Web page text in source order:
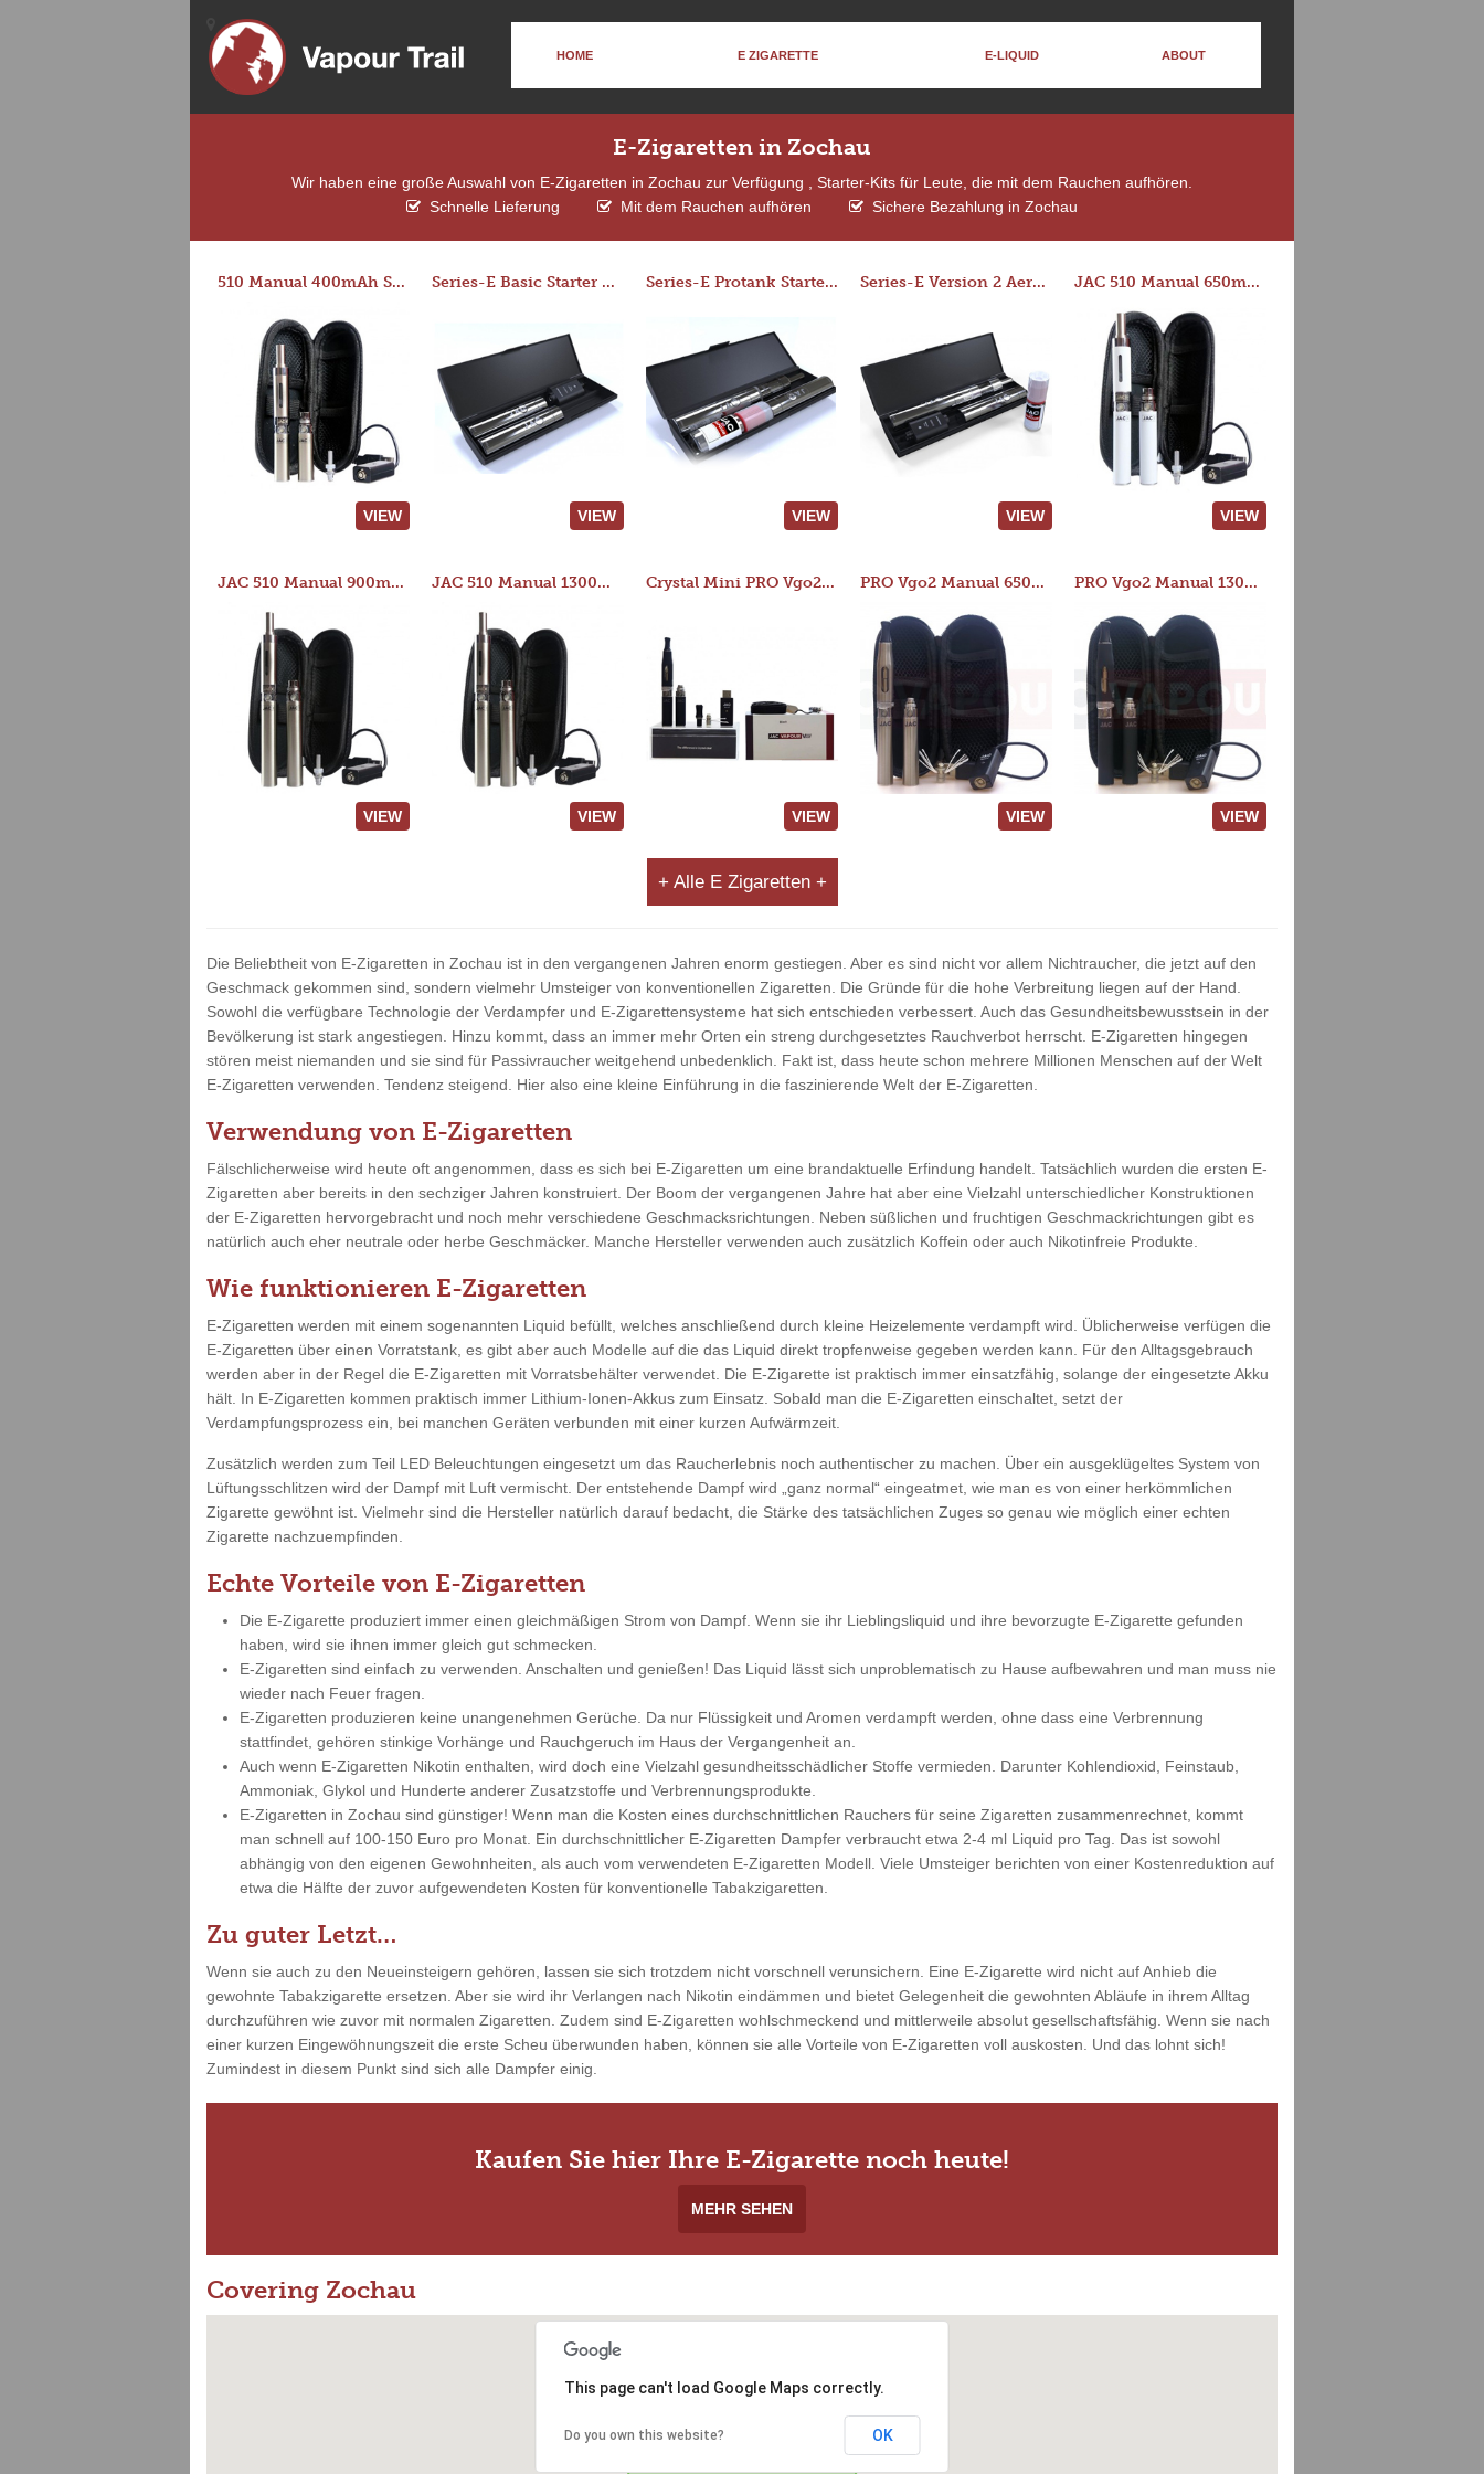
HOME E ZIGARETTE E-LIQUID ABOUT
E-Zigaretten in Zochau
Wir haben eine große Auswahl von E-Zigaretten in Zochau zur Verfügung , Starter-Kits für Leute, die mit dem Rauchen aufhören.
Schnelle Lieferung
Mit dem Rauchen aufhören Sichere Bezahlung in Zochau
510 Manual 400mAh Starter Kit
VIEW
Series-E Basic Starter Kit (No Tank)
VIEW
Series-E Protank Starter Kit
VIEW
Series-E Version 2 Aero Tank Starter Kit
VIEW
JAC 510 Manual 650mAh Starter Kit
VIEW
JAC 510 Manual 900mAh Starter Kit
VIEW
JAC 510 Manual 1300mAh Starter Kit
VIEW
Crystal Mini PRO Vgo2 Manual 400mAh Kit
VIEW
PRO Vgo2 Manual 650mAh Kit
VIEW
PRO Vgo2 Manual 1300mAh Kit
VIEW
+ Alle E Zigaretten +
Die Beliebtheit von E-Zigaretten in Zochau ist in den vergangenen Jahren enorm gestiegen. Aber es sind nicht vor allem Nichtraucher, die jetzt auf den
Geschmack gekommen sind, sondern vielmehr Umsteiger von konventionellen Zigaretten. Die Gründe für die hohe Verbreitung liegen auf der Hand.
Sowohl die verfügbare Technologie der Verdampfer und E-Zigarettensysteme hat sich entschieden verbessert. Auch das Gesundheitsbewusstsein in der
Bevölkerung ist stark angestiegen. Hinzu kommt, dass an immer mehr Orten ein streng durchgesetztes Rauchverbot herrscht. E-Zigaretten hingegen
stören meist niemanden und sie sind für Passivraucher weitgehend unbedenklich. Fakt ist, dass heute schon mehrere Millionen Menschen auf der Welt
E-Zigaretten verwenden. Tendenz steigend. Hier also eine kleine Einführung in die faszinierende Welt der E-Zigaretten.
Verwendung von E-Zigaretten
Fälschlicherweise wird heute oft angenommen, dass es sich bei E-Zigaretten um eine brandaktuelle Erfindung handelt. Tatsächlich wurden die ersten E-
Zigaretten aber bereits in den sechziger Jahren konstruiert. Der Boom der vergangenen Jahre hat aber eine Vielzahl unterschiedlicher Konstruktionen
der E-Zigaretten hervorgebracht und noch mehr verschiedene Geschmacksrichtungen. Neben süßlichen und fruchtigen Geschmackrichtungen gibt es
natürlich auch eher neutrale oder herbe Geschmäcker. Manche Hersteller verwenden auch zusätzlich Koffein oder auch Nikotinfreie Produkte.
Wie funktionieren E-Zigaretten
E-Zigaretten werden mit einem sogenannten Liquid befüllt, welches anschließend durch kleine Heizelemente verdampft wird. Üblicherweise verfügen die
E-Zigaretten über einen Vorratstank, es gibt aber auch Modelle auf die das Liquid direkt tropfenweise gegeben werden kann. Für den Alltagsgebrauch
werden aber in der Regel die E-Zigaretten mit Vorratsbehälter verwendet. Die E-Zigarette ist praktisch immer einsatzfähig, solange der eingesetzte Akku
hält. In E-Zigaretten kommen praktisch immer Lithium-Ionen-Akkus zum Einsatz. Sobald man die E-Zigaretten einschaltet, setzt der
Verdampfungsprozess ein, bei manchen Geräten verbunden mit einer kurzen Aufwärmzeit.
Zusätzlich werden zum Teil LED Beleuchtungen eingesetzt um das Raucherlebnis noch authentischer zu machen. Über ein ausgeklügeltes System von
Lüftungsschlitzen wird der Dampf mit Luft vermischt. Der entstehende Dampf wird „ganz normal“ eingeatmet, wie man es von einer herkömmlichen
Zigarette gewöhnt ist. Vielmehr sind die Hersteller natürlich darauf bedacht, die Stärke des tatsächlichen Zuges so genau wie möglich einer echten
Zigarette nachzuempfinden.
Echte Vorteile von E-Zigaretten
Die E-Zigarette produziert immer einen gleichmäßigen Strom von Dampf. Wenn sie ihr Lieblingsliquid und ihre bevorzugte E-Zigarette gefunden
haben, wird sie ihnen immer gleich gut schmecken.
E-Zigaretten sind einfach zu verwenden. Anschalten und genießen! Das Liquid lässt sich unproblematisch zu Hause aufbewahren und man muss nie
wieder nach Feuer fragen.
E-Zigaretten produzieren keine unangenehmen Gerüche. Da nur Flüssigkeit und Aromen verdampft werden, ohne dass eine Verbrennung
stattfindet, gehören stinkige Vorhänge und Rauchgeruch im Haus der Vergangenheit an.
Auch wenn E-Zigaretten Nikotin enthalten, wird doch eine Vielzahl gesundheitsschädlicher Stoffe vermieden. Darunter Kohlendioxid, Feinstaub,
Ammoniak, Glykol und Hunderte anderer Zusatzstoffe und Verbrennungsprodukte.
E-Zigaretten in Zochau sind günstiger! Wenn man die Kosten eines durchschnittlichen Rauchers für seine Zigaretten zusammenrechnet, kommt
man schnell auf 100-150 Euro pro Monat. Ein durchschnittlicher E-Zigaretten Dampfer verbraucht etwa 2-4 ml Liquid pro Tag. Das ist sowohl
abhängig von den eigenen Gewohnheiten, als auch vom verwendeten E-Zigaretten Modell. Viele Umsteiger berichten von einer Kostenreduktion auf
etwa die Hälfte der zuvor aufgewendeten Kosten für konventionelle Tabakzigaretten.
Zu guter Letzt…
Wenn sie auch zu den Neueinsteigern gehören, lassen sie sich trotzdem nicht vorschnell verunsichern. Eine E-Zigarette wird nicht auf Anhieb die
gewohnte Tabakzigarette ersetzen. Aber sie wird ihr Verlangen nach Nikotin eindämmen und bietet Gelegenheit die gewohnten Abläufe in ihrem Alltag
durchzuführen wie zuvor mit normalen Zigaretten. Zudem sind E-Zigaretten wohlschmeckend und mittlerweile absolut gesellschaftsfähig. Wenn sie nach
einer kurzen Eingewöhnungszeit die erste Scheu überwunden haben, können sie alle Vorteile von E-Zigaretten voll auskosten. Und das lohnt sich!
Zumindest in diesem Punkt sind sich alle Dampfer einig.
Kaufen Sie hier Ihre E-Zigarette noch heute!
MEHR SEHEN
Covering Zochau
This page can't load Google Maps correctly.
Do you own this website? OK